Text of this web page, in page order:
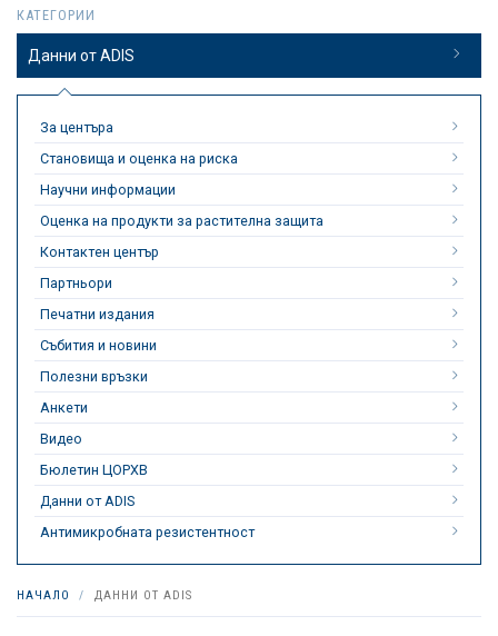
КАТЕГОРИИ
Данни от ADIS
За центъра
Становища и оценка на риска
Научни информации
Оценка на продукти за растителна защита
Контактен център
Партньори
Печатни издания
Събития и новини
Полезни връзки
Анкети
Видео
Бюлетин ЦОРХВ
Данни от ADIS
Антимикробната резистентност
НАЧАЛО ДАННИ ОТ ADIS